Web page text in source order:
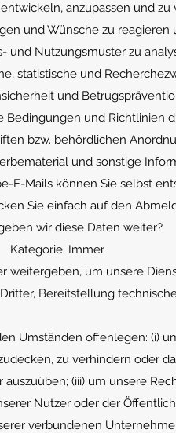
anzupassen und zu
und Wünsche zu reagieren
und Nutzungsmuster zu
statistische und
und
Bedingungen und Richtlinien
bzw. behördlichen
und sonstige
E-Mails können Sie selbst
Sie einfach auf den
wir diese Daten weiter?
Kategorie: Immer
weitergeben, um unsere
Bereitstellung
Umständen offenlegen: (i)
zu verhindern oder
(iii) um unsere
Nutzer oder der
verbundenen